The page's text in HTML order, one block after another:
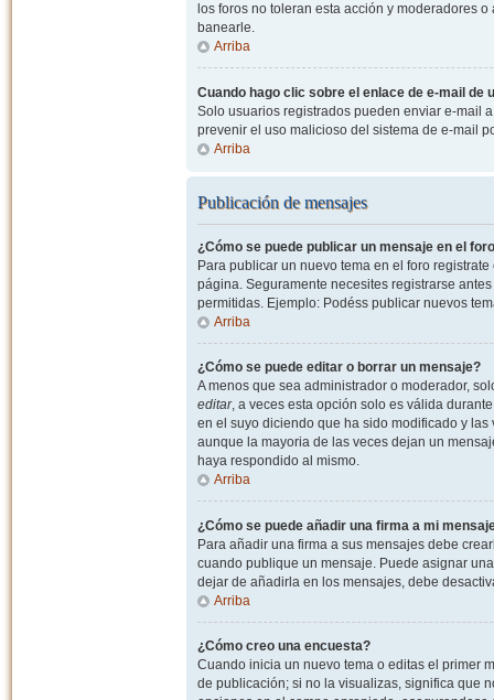
los foros no toleran esta acción y moderadores
banearle.
Arriba
Cuando hago clic sobre el enlace de e-mail de
Solo usuarios registrados pueden enviar e-mail
prevenir el uso malicioso del sistema de e-mail
Arriba
Publicación de mensajes
¿Cómo se puede publicar un mensaje en el
Para publicar un nuevo tema en el foro
página. Seguramente necesites registrarse
permitidas. Ejemplo: Podéss publicar nuevos
Arriba
¿Cómo se puede editar o borrar un mensaje?
A menos que sea administrador o moderador,
editar, a veces esta opción solo es válida
en el suyo diciendo que ha sido modificado y
aunque la mayoria de las veces dejan un
haya respondido al mismo.
Arriba
¿Cómo se puede añadir una firma a mi
Para añadir una firma a sus mensajes debe
cuando publique un mensaje. Puede asignar
dejar de añadirla en los mensajes, debe
Arriba
¿Cómo creo una encuesta?
Cuando inicia un nuevo tema o editas el primer
de publicación; si no la visualizas, significa que